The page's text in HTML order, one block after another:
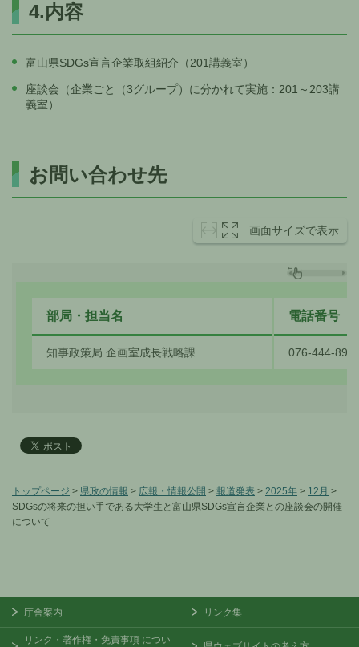
4.内容
富山県SDGs宣言企業取組紹介（201講義室）
座談会（企業ごと（3グループ）に分かれて実施：201～203講
義室）
お問い合わせ先
画面サイズで表示
部局・担当名 電話番号
知事政策局 企画室成長戦略課 076-444-
トップページ > 県政の情報 > 広報・情報公開 > 報道発表 > 2025年 > 12月 >
SDGsの将来の担い手である大学生と富山県SDGs宣言企業との座談会の開催
について
庁舎案内 リンク集
リンク・著作権・免責事項 につい